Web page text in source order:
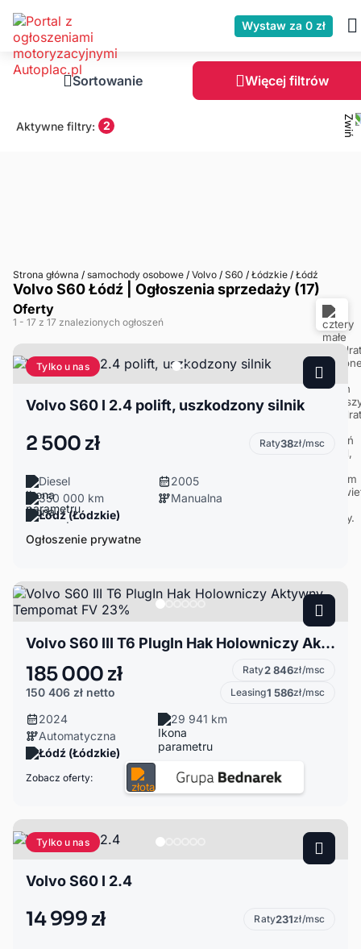
Wystaw za 0 zł
Sortowanie Więcej filtrów
Aktywne filtry: 2
Strona główna / samochody osobowe / Volvo / S60 / Łódzkie / Łódź
Volvo S60 Łódź | Ogłoszenia sprzedaży (17)
Oferty
1 - 17 z 17 znalezionych ogłoszeń
Tylko u nas
Volvo S60 I 2.4 polift, uszkodzony silnik
2 500 zł Raty38zł/msc
Diesel
2005
350 000 km
Manualna
Łódź (Łódzkie)
Ogłoszenie prywatne
Volvo S60 III T6 PlugIn Hak Holowniczy Aktywny Tempomat FV 23%
185 000 zł
150 406 zł netto
Raty2 846zł/msc
Leasing1 586zł/msc
2024
29 941 km
Automatyczna
Łódź (Łódzkie)
Zobacz oferty:
Tylko u nas
Volvo S60 I 2.4
14 999 zł Raty231zł/msc